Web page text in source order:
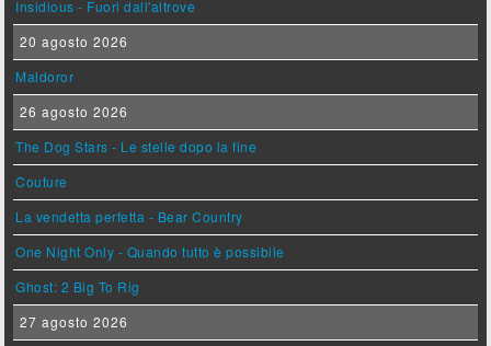
Insidious - Fuori dall'altrove
20 agosto 2026
Maldoror
26 agosto 2026
The Dog Stars - Le stelle dopo la fine
Couture
La vendetta perfetta - Bear Country
One Night Only - Quando tutto è possibile
Ghost: 2 Big To Rig
27 agosto 2026